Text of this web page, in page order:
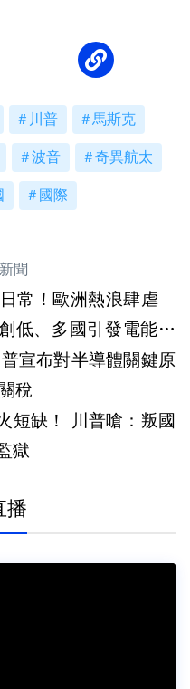
川普 馬斯克
波音 奇異航太
國際
聞
常！歐洲熱浪肆虐
低、多國引發電能危
宣布對半導體關鍵原
稅
短缺！ 川普嗆：叛國
獄
播